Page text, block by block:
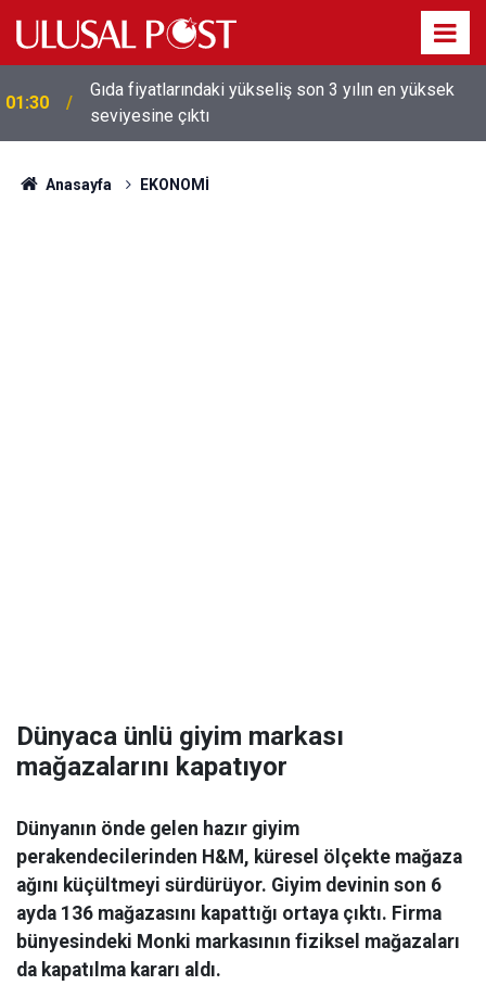
01:26
Galatasaray'dan sekiz kişi hakkında savcılığa suç
duyurusu
Anasayfa EKONOMİ
Dünyaca ünlü giyim markası
mağazalarını kapatıyor
Dünyanın önde gelen hazır giyim
perakendecilerinden H&M, küresel ölçekte mağaza
ağını küçültmeyi sürdürüyor. Giyim devinin son 6
ayda 136 mağazasını kapattığı ortaya çıktı. Firma
bünyesindeki Monki markasının fiziksel mağazaları
da kapatılma kararı aldı.